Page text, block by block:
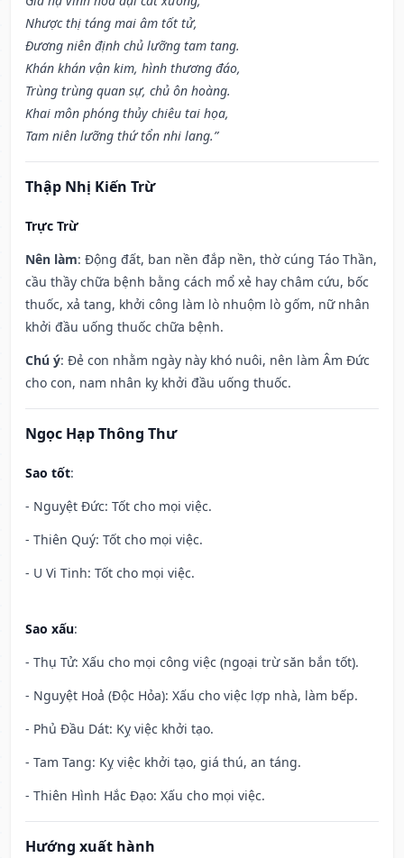
Nhược thị táng mai âm tốt tử,
Đương niên định chủ lưỡng tam tang.
Khán khán vận kim, hình thương đáo,
Trùng trùng quan sự, chủ ôn hoàng.
Khai môn phóng thủy chiêu tai họa,
Tam niên lưỡng thứ tổn nhi lang.”
Thập Nhị Kiến Trừ
Trực Trừ
Nên làm: Động đất, ban nền đắp nền, thờ cúng Táo Thần,
cầu thầy chữa bệnh bằng cách mổ xẻ hay châm cứu, bốc
thuốc, xả tang, khởi công làm lò nhuộm lò gốm, nữ nhân
khởi đầu uống thuốc chữa bệnh.
Chú ý: Đẻ con nhằm ngày này khó nuôi, nên làm Âm Đức
cho con, nam nhân kỵ khởi đầu uống thuốc.
Ngọc Hạp Thông Thư
Sao tốt:
- Nguyệt Đức: Tốt cho mọi việc.
- Thiên Quý: Tốt cho mọi việc.
- U Vi Tinh: Tốt cho mọi việc.
Sao xấu:
- Thụ Tử: Xấu cho mọi công việc (ngoại trừ săn bắn tốt).
- Nguyệt Hoả (Độc Hỏa): Xấu cho việc lợp nhà, làm bếp.
- Phủ Đầu Dát: Kỵ việc khởi tạo.
- Tam Tang: Kỵ việc khởi tạo, giá thú, an táng.
- Thiên Hình Hắc Đạo: Xấu cho mọi việc.
Hướng xuất hành